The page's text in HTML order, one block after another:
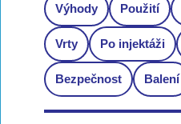
Výhody Použití
Vrty Po injektáži
Bezpečnost Balení